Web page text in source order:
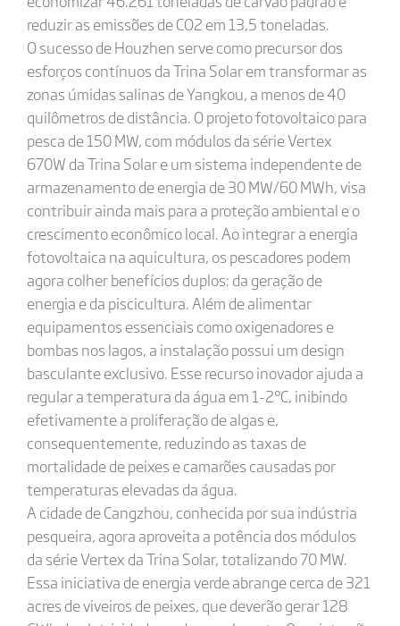
reduzir as emissões de CO2 em 13,5 toneladas.
O sucesso de Houzhen serve como precursor dos
esforços contínuos da Trina Solar em transformar as
zonas úmidas salinas de Yangkou, a menos de 40
quilômetros de distância. O projeto fotovoltaico para
pesca de 150 MW, com módulos da série Vertex
670W da Trina Solar e um sistema independente de
armazenamento de energia de 30 MW/60 MWh, visa
contribuir ainda mais para a proteção ambiental e o
crescimento econômico local. Ao integrar a energia
fotovoltaica na aquicultura, os pescadores podem
agora colher benefícios duplos: da geração de
energia e da piscicultura. Além de alimentar
equipamentos essenciais como oxigenadores e
bombas nos lagos, a instalação possui um design
basculante exclusivo. Esse recurso inovador ajuda a
regular a temperatura da água em 1-2°C, inibindo
efetivamente a proliferação de algas e,
consequentemente, reduzindo as taxas de
mortalidade de peixes e camarões causadas por
temperaturas elevadas da água.
A cidade de Cangzhou, conhecida por sua indústria
pesqueira, agora aproveita a potência dos módulos
da série Vertex da Trina Solar, totalizando 70 MW.
Essa iniciativa de energia verde abrange cerca de 321
acres de viveiros de peixes, que deverão gerar 128